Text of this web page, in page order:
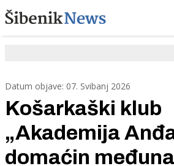
Datum objave: 07. Svibanj 2026
Košarkaški klub
„Akademija
domaćin